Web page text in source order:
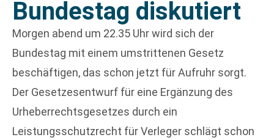
Bundestag diskutiert
Morgen abend um 22.35 Uhr wird sich der
Bundestag mit einem umstrittenen Gesetz
beschäftigen, das schon jetzt für Aufruhr sorgt.
Der Gesetzesentwurf für eine Ergänzung des
Urheberrechtsgesetzes durch ein
Leistungsschutzrecht für Verleger schlägt schon